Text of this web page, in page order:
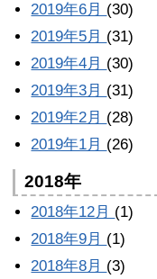
2019年6月 (30)
2019年5月 (31)
2019年4月 (30)
2019年3月 (31)
2019年2月 (28)
2019年1月 (26)
2018年
2018年12月 (1)
2018年9月 (1)
2018年8月 (3)